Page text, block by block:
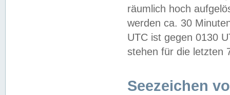
räumlich hoch
werden ca. 30
UTC ist gegen 0130
stehen für die letzten
Seezeichen